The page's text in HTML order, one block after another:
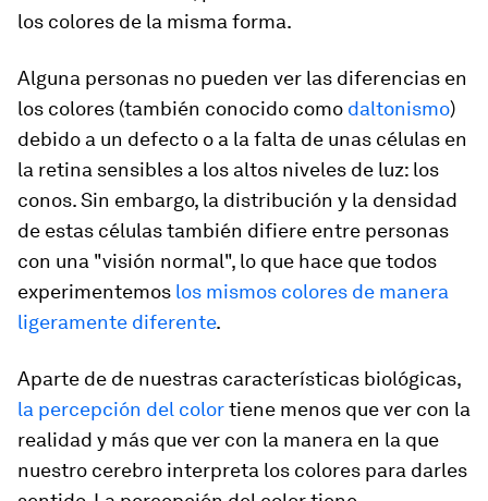
los colores de la misma forma.
Alguna personas no pueden ver las diferencias en
los colores (también conocido como daltonismo)
debido a un defecto o a la falta de unas células en
la retina sensibles a los altos niveles de luz: los
conos. Sin embargo, la distribución y la densidad
de estas células también difiere entre personas
con una "visión normal", lo que hace que todos
experimentemos los mismos colores de manera
ligeramente diferente.
Aparte de de nuestras características biológicas,
la percepción del colortiene menos que ver con la
realidad y más que ver con la manera en la que
nuestro cerebro interpreta los colores para darles